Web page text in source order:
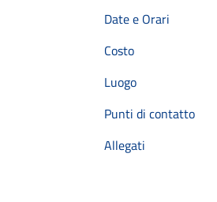
Date e Orari
Costo
Luogo
Punti di contatto
Allegati